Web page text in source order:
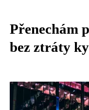
Přenechám
bez ztráty